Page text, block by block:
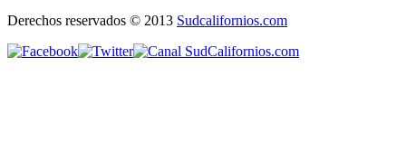
Derechos reservados © 2013 Sudcalifornios.com